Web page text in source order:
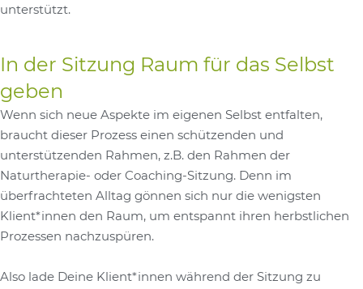
unterstützt.
In der Sitzung Raum für das Selbst
geben
Wenn sich neue Aspekte im eigenen Selbst entfalten,
braucht dieser Prozess einen schützenden und
unterstützenden Rahmen, z.B. den Rahmen der
Naturtherapie- oder Coaching-Sitzung. Denn im
überfrachteten Alltag gönnen sich nur die wenigsten
Klient*innen den Raum, um entspannt ihren herbstlichen
Prozessen nachzuspüren.
Also lade Deine Klient*innen während der Sitzung zu